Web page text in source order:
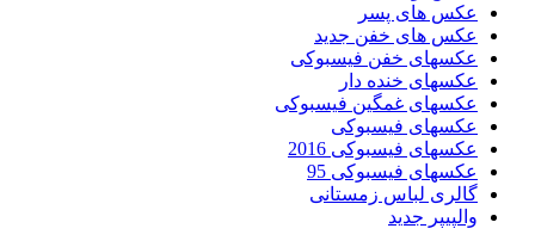
عکس های پسر
عکس های خفن جدید
عکسهای خفن فیسبوکی
عکسهای خنده دار
عکسهای غمگین فیسبوکی
عکسهای فیسبوکی
عکسهای فیسبوکی 2016
عکسهای فیسبوکی 95
گالری لباس زمستانی
والپیپر جدید